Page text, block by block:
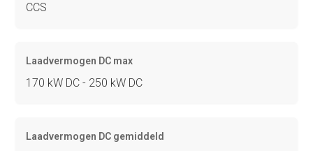
CCS
Laadvermogen DC max
170 kW DC - 250 kW DC
Laadvermogen DC gemiddeld